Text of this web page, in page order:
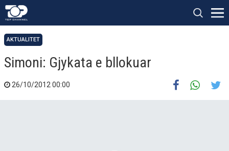
AKTUALITET
Simoni: Gjykata e bllokuar
26/10/2012 00:00